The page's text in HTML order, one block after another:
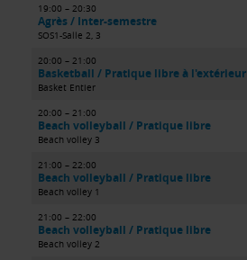
19:00 – 20:30
Agrès / Inter-semestre
SOS1-Salle 2, 3
20:00 – 21:00
Basketball / Pratique libre à l'extérieur
Basket Entier
20:00 – 21:00
Beach volleyball / Pratique libre
Beach volley 3
21:00 – 22:00
Beach volleyball / Pratique libre
Beach volley 1
21:00 – 22:00
Beach volleyball / Pratique libre
Beach volley 2